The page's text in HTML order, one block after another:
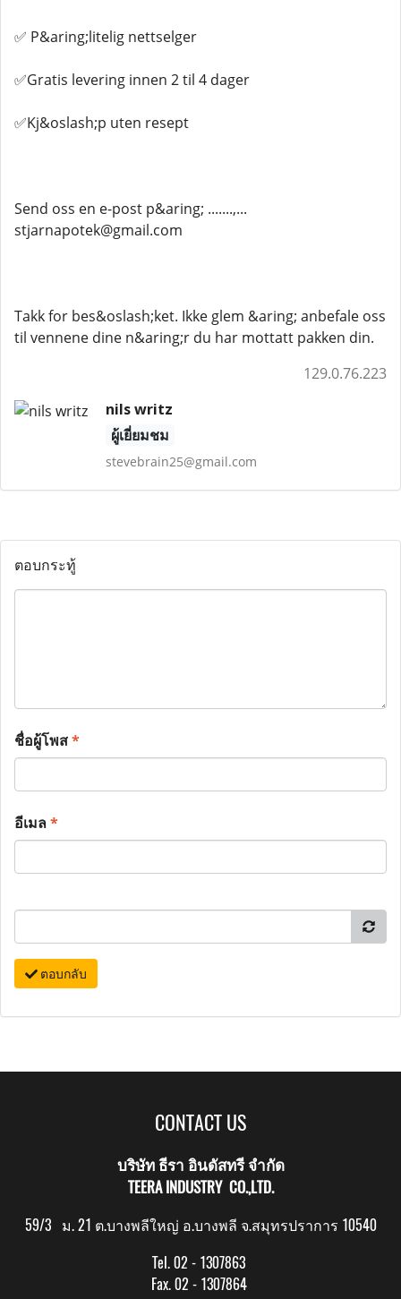
✅ P&aring;litelig nettselger
✅Gratis levering innen 2 til 4 dager
✅Kj&oslash;p uten resept
Send oss ​​en e-post p&aring; .......,...
stjarnapotek@gmail.com
Takk for bes&oslash;ket. Ikke glem &aring; anbefale oss
til vennene dine n&aring;r du har mottatt pakken din.
129.0.76.223
nils writz
ผู้เยี่ยมชม
stevebrain25@gmail.com
ตอบกระทู้
ชื่อผู้โพส*
อีเมล*
ตอบกลับ
CONTACT US
บริษัท ธีรา อินดัสทรี จำกัด
TEERA INDUSTRY CO.,LTD.
59/3 ม. 21 ต.บางพลีใหญ่ อ.บางพลี จ.สมุทรปราการ 10540
Tel. 02 - 1307863
Fax. 02 - 1307864